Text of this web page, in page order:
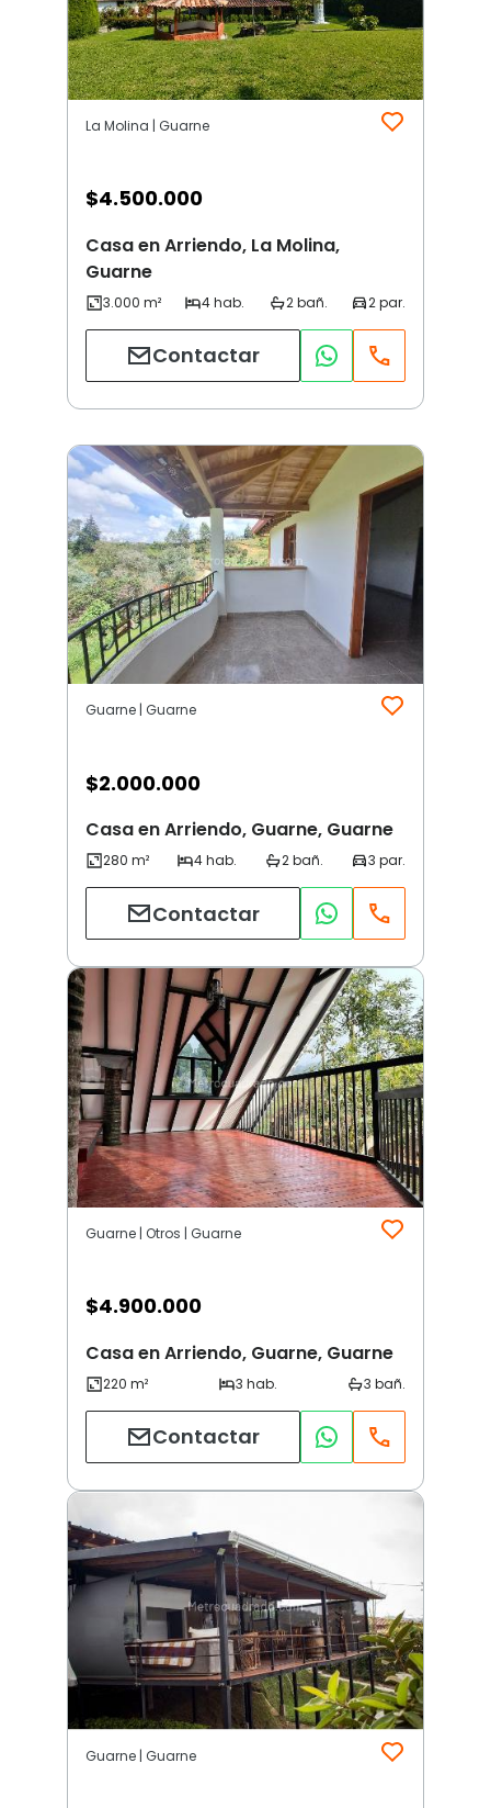
La Molina | Guarne
$4.500.000
Casa en Arriendo, La Molina,
Guarne
Contactar
Guarne | Guarne
$2.000.000
Casa en Arriendo, Guarne, Guarne
Contactar
Guarne | Otros | Guarne
$4.900.000
Casa en Arriendo, Guarne, Guarne
Contactar
Guarne | Guarne